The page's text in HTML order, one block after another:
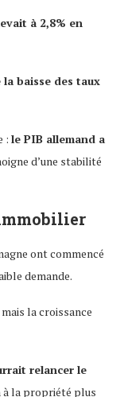
à 2,8% en
baisse des taux
: le PIB allemand a
d’une stabilité
ont commencé
demande.
la croissance
relancer le
à la propriété plus